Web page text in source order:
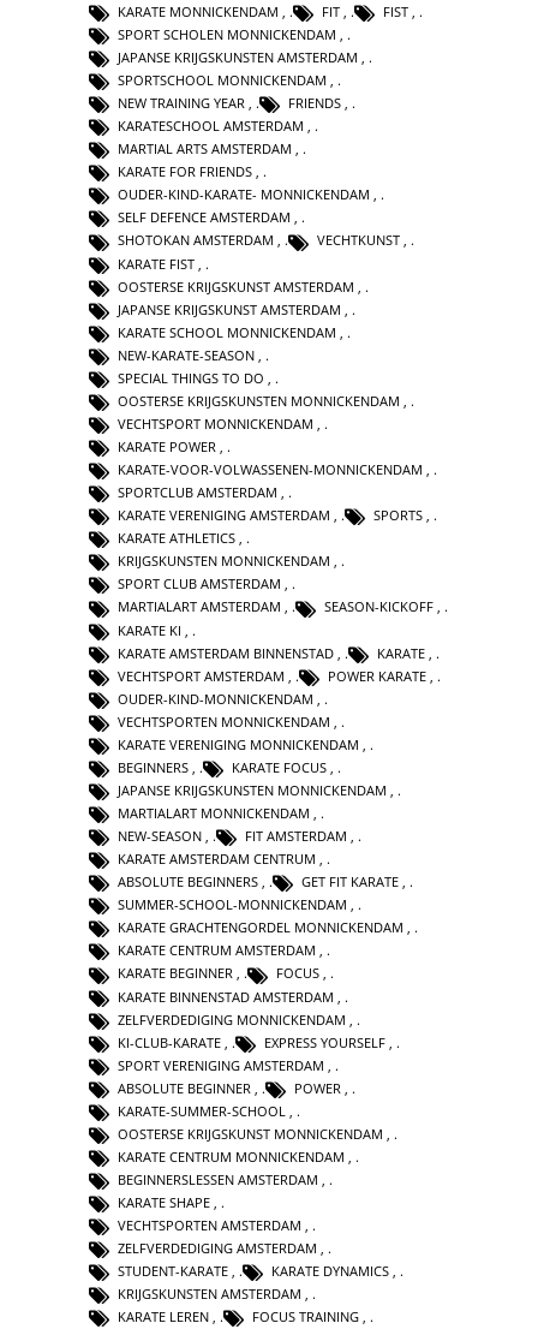
KARATE MONNICKENDAM FIT FIST
SPORT SCHOLEN MONNICKENDAM
JAPANSE KRIJGSKUNSTEN AMSTERDAM
SPORTSCHOOL MONNICKENDAM ,
NEW TRAINING YEAR , FRIENDS ,
KARATESCHOOL AMSTERDAM ,
MARTIAL ARTS AMSTERDAM ,
KARATE FOR FRIENDS ,
OUDER-KIND-KARATE- MONNICKENDAM ,
SELF DEFENCE AMSTERDAM ,
SHOTOKAN AMSTERDAM , VECHTKUNST ,
KARATE FIST
OOSTERSE KRIJGSKUNST AMSTERDAM
JAPANSE KRIJGSKUNST AMSTERDAM
KARATE SCHOOL MONNICKENDAM
NEW-KARATE-SEASON
SPECIAL THINGS TO DO
OOSTERSE KRIJGSKUNSTEN MONNICKENDAM
VECHTSPORT MONNICKENDAM
KARATE POWER ,
KARATE-VOOR-VOLWASSENEN-MONNICKENDAM ,
SPORTCLUB AMSTERDAM ,
KARATE VERENIGING AMSTERDAM , SPORTS ,
KARATE ATHLETICS ,
KRIJGSKUNSTEN MONNICKENDAM ,
SPORT CLUB AMSTERDAM ,
MARTIALART AMSTERDAM , SEASON-KICKOFF ,
KARATE KI
KARATE AMSTERDAM BINNENSTAD
KARATE
VECHTSPORT AMSTERDAM
POWER KARATE
OUDER-KIND-MONNICKENDAM
VECHTSPORTEN MONNICKENDAM
KARATE VERENIGING MONNICKENDAM
BEGINNERS
KARATE FOCUS
JAPANSE KRIJGSKUNSTEN MONNICKENDAM
MARTIALART MONNICKENDAM ,
NEW-SEASON , FIT AMSTERDAM ,
KARATE AMSTERDAM CENTRUM ,
ABSOLUTE BEGINNERS , GET FIT KARATE ,
SUMMER-SCHOOL-MONNICKENDAM ,
KARATE GRACHTENGORDEL MONNICKENDAM ,
KARATE CENTRUM AMSTERDAM ,
KARATE BEGINNER , FOCUS ,
KARATE BINNENSTAD AMSTERDAM
ZELFVERDEDIGING MONNICKENDAM
KI-CLUB-KARATE
EXPRESS YOURSELF
SPORT VERENIGING AMSTERDAM
ABSOLUTE BEGINNER
POWER
KARATE-SUMMER-SCHOOL
OOSTERSE KRIJGSKUNST MONNICKENDAM
KARATE CENTRUM MONNICKENDAM
BEGINNERSLESSEN AMSTERDAM ,
KARATE SHAPE ,
VECHTSPORTEN AMSTERDAM ,
ZELFVERDEDIGING AMSTERDAM ,
STUDENT-KARATE , KARATE DYNAMICS ,
KRIJGSKUNSTEN AMSTERDAM ,
KARATE LEREN , FOCUS TRAINING ,